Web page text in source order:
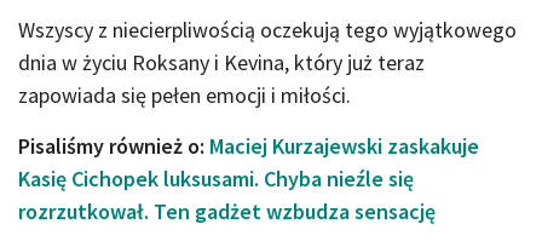
Wszyscy z niecierpliwością oczekują tego wyjątkowego
dnia w życiu Roksany i Kevina, który już teraz
zapowiada się pełen emocji i miłości.
Pisaliśmy również o: Maciej Kurzajewski zaskakuje
Kasię Cichopek luksusami. Chyba nieźle się
rozrzutkował. Ten gadżet wzbudza sensację